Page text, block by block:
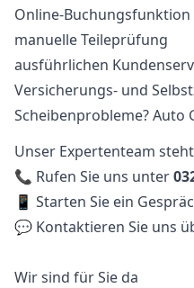
Online-Buchungsfunktion
manuelle Teileprüfung
ausführlichen
Versicherungs- und
Scheibenprobleme? Auto
Unser Expertenteam
📞 Rufen Sie uns unter
📱 Starten Sie ein
💬 Kontaktieren Sie uns
Wir sind für Sie da